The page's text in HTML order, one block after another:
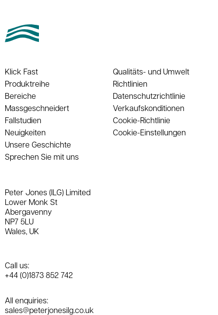
Klick Fast
Produktreihe
Bereiche
Massgeschneidert
Fallstudien
Neuigkeiten
Unsere Geschichte
Sprechen Sie mit uns
Qualitäts- und Umwelt
Richtlinien
Datenschutzrichtlinie
Verkaufskonditionen
Cookie-Richtlinie
Cookie-Einstellungen
Peter Jones (ILG) Limited
Lower Monk St
Abergavenny
NP7 5LU
Wales, UK
Call us:
+44 (0)1873 852 742
All enquiries:
sales@peterjonesilg.co.uk